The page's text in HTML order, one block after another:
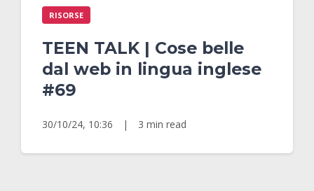
RISORSE
TEEN TALK | Cose belle
dal web in lingua inglese
#69
30/10/24, 10:36 | 3 min read